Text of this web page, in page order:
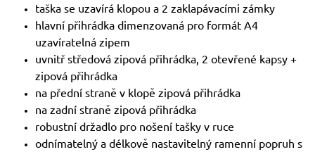
taška se uzavírá klopou a 2 zaklapávacími zámky
hlavní přihrádka dimenzovaná pro formát A4
uzavíratelná zipem
uvnitř středová zipová přihrádka, 2 otevřené kapsy +
zipová přihrádka
na přední straně v klopě zipová přihrádka
na zadní straně zipová přihrádka
robustní držadlo pro nošení tašky v ruce
odnímatelný a délkově nastavitelný ramenní popruh s